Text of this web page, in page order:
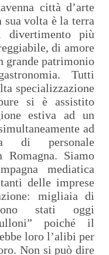
città d’arte
volta è la terra
divertimento più
di amore
grande patrimonio
Tutti
specializzazione
si è assistito
estiva ad un
ad
di personale
Siamo
mediatica
delle imprese
migliaia di
stati oggi
poiché il
loro l’alibi per
Non si può dire